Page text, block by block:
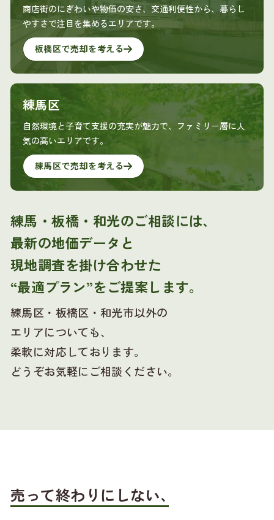
商店街のにぎわいや物価の安さ、交通利便性から、暮らし
やすさで注目を集めるエリアです。
板橋区で売却を考える
練馬区
自然環境と子育て支援の充実が魅力で、ファミリー層に人
気の高いエリアです。
練馬区で売却を考える
練馬・板橋・和光のご相談には、
最新の地価データと
現地調査を掛け合わせた
“最適プラン”をご提案します。
練馬区・板橋区・和光市以外の
エリアについても、
柔軟に対応しております。
どうぞお気軽にご相談ください。
売って終わりにしない、